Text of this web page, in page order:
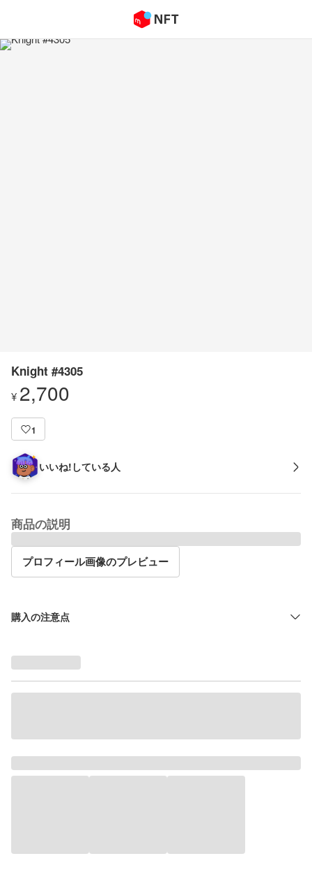
Knight #4305
¥ 2,700
1
いいね!している人
商品の説明
プロフィール画像のプレビュー
購入の注意点